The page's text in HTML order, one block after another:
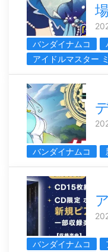
バンダイナムコ
アイドルマスター
バンダイナムコ
バンダイナムコ